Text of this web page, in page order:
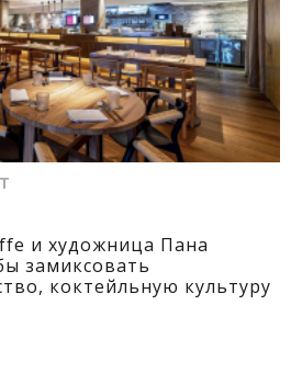
и художница Пана
замиксовать
коктейльную культуру